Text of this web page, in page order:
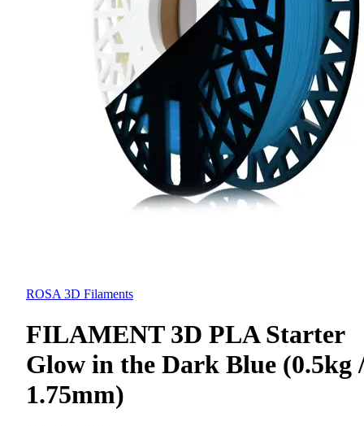
ROSA 3D Filaments
FILAMENT 3D PLA Starter
Glow in the Dark Blue (0.5kg
1.75mm)